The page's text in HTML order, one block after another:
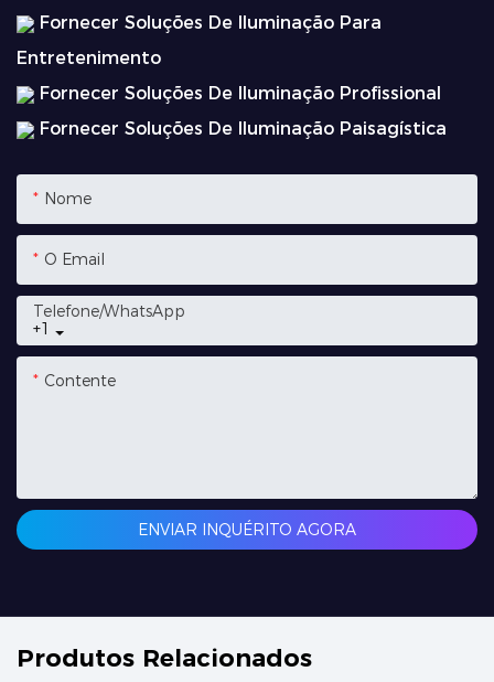
Fornecer Soluções De Iluminação Para
Entretenimento
Fornecer Soluções De Iluminação Profissional
Fornecer Soluções De Iluminação Paisagística
Nome
O Email
+1
Telefone/whatsApp
Contente
ENVIAR INQUÉRITO AGORA
Produtos Relacionados